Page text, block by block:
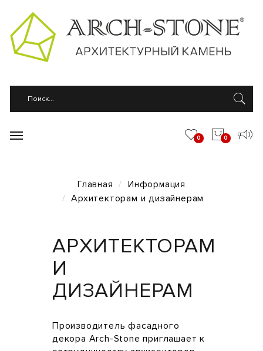
0 0
Главная Информация
Архитекторам и дизайнерам
АРХИТЕКТОРАМ
И
ДИЗАЙНЕРАМ
Производитель фасадного
декора Arch-Stone приглашает к